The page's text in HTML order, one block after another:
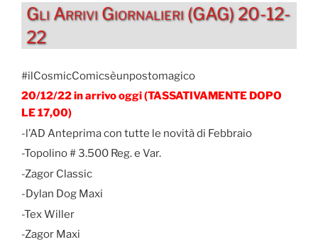
ILGli Arrivi Giornalieri (GAG) 20-12-
22
#ilCosmicComicsèunpostomagico
20/12/22 in arrivo oggi (TASSATIVAMENTE DOPO
LE 17,00)
-l’AD Anteprima con tutte le novità di Febbraio
-Topolino # 3.500 Reg. e Var.
-Zagor Classic
-Dylan Dog Maxi
-Tex Willer
-Zagor Maxi